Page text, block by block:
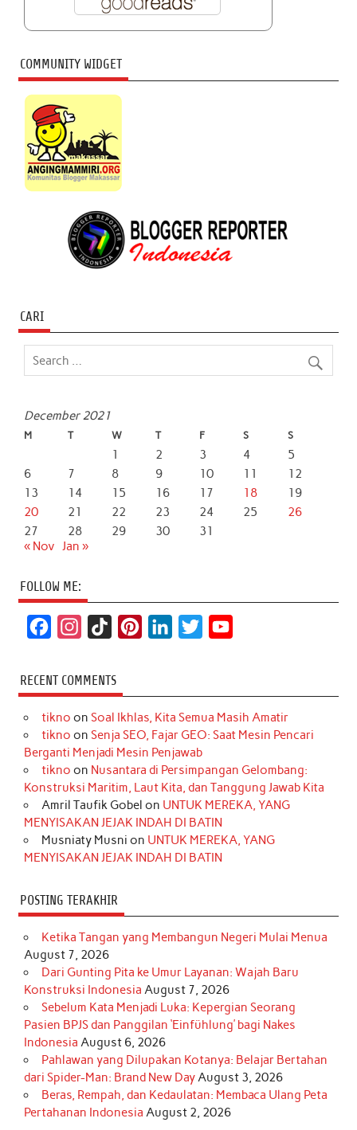
COMMUNITY WIDGET
CARI
December 2021
M T W T F S S
1 2 3 4
5
6
7 8 9 10 11
12
13
14 15 16 17 18
19
20
21 22 23 24 25
26
27
28 29 30
31
« Nov Jan »
FOLLOW ME:
c
e
b
o
k
s
t
a
r
a
m
k
T
o
k
t
e
e
s
t
k
e
d
I
n
t
t
r
T
u
e
RECENT COMMENTS
tikno on Soal Ikhlas, Kita Semua Masih Amatir
tikno on Senja SEO, Fajar GEO: Saat Mesin Pencari
Berganti Menjadi Mesin Penjawab
tikno on Nusantara di Persimpangan Gelombang:
Konstruksi Maritim, Laut Kita, dan Tanggung Jawab Kita
Amril Taufik Gobel on UNTUK MEREKA, YANG
MENYISAKAN JEJAK INDAH DI BATIN
Musniaty Musni on UNTUK MEREKA, YANG
MENYISAKAN JEJAK INDAH DI BATIN
POSTING TERAKHIR
Ketika Tangan yang Membangun Negeri Mulai Menua
August 7, 2026
Dari Gunting Pita ke Umur Layanan: Wajah Baru
Konstruksi Indonesia August 7, 2026
Sebelum Kata Menjadi Luka: Kepergian Seorang
Pasien BPJS dan Panggilan ‘Einfühlung’ bagi Nakes
Indonesia August 6, 2026
Pahlawan yang Dilupakan Kotanya: Belajar Bertahan
dari Spider-Man: Brand New DayAugust 3, 2026
Beras, Rempah, dan Kedaulatan: Membaca Ulang Peta
Pertahanan Indonesia August 2, 2026